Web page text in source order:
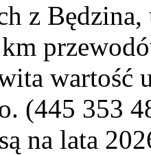
z
(445 353
na lata